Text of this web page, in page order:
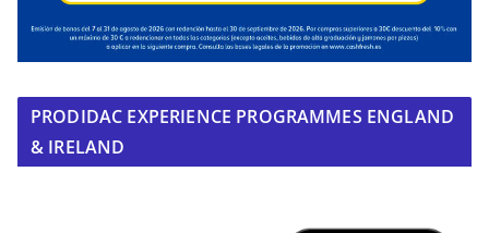
PRODIDAC EXPERIENCE PROGRAMMES ENGLAND
& IRELAND